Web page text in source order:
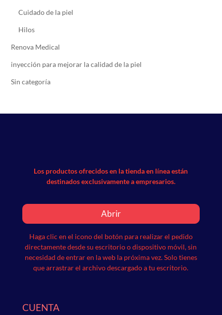
Cuidado de la piel
Hilos
Renova Medical
inyección para mejorar la calidad de la piel
Sin categoría
Los productos ofrecidos en la tienda en línea están
destinados exclusivamente a empresarios.
Abrir
Haga clic en el icono del botón para realizar el pedido
directamente desde su escritorio o dispositivo móvil, sin
necesidad de entrar en la web la próxima vez.Solo tienes
que arrastrar el archivo descargado a tu escritorio.
CUENTA